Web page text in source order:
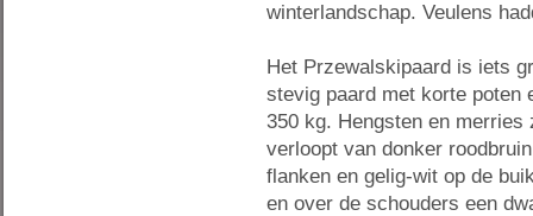
winterlandschap. Veulens
Het Przewalskipaard is iets
stevig paard met korte poten
350 kg. Hengsten en
verloopt van donker
flanken en gelig-wit op de
en over de schouders een